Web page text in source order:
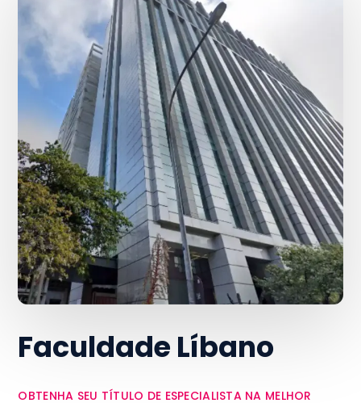
Faculdade Líbano
OBTENHA SEU TÍTULO DE ESPECIALISTA NA MELHOR